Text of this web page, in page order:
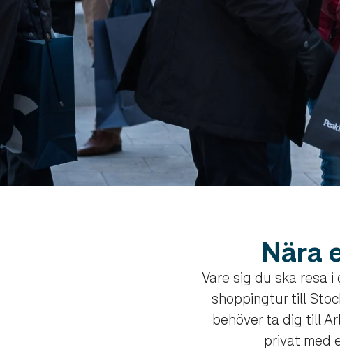
Nära
Vare sig du ska resa
shoppingtur till
behöver ta dig till
privat med